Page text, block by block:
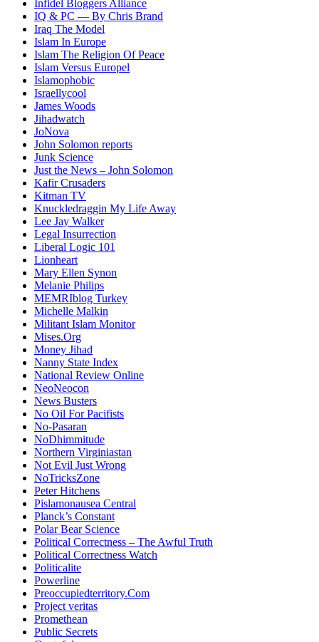
Infidel Bloggers Alliance
IQ & PC — By Chris Brand
Iraq The Model
Islam In Europe
Islam The Religion Of Peace
Islam Versus Europel
Islamophobic
Israellycool
James Woods
Jihadwatch
JoNova
John Solomon reports
Junk Science
Just the News – John Solomon
Kafir Crusaders
Kitman TV
Knuckledraggin My Life Away
Lee Jay Walker
Legal Insurrection
Liberal Logic 101
Lionheart
Mary Ellen Synon
Melanie Philips
MEMRIblog Turkey
Michelle Malkin
Militant Islam Monitor
Mises.Org
Money Jihad
Nanny State Index
National Review Online
NeoNeocon
News Busters
No Oil For Pacifists
No-Pasaran
NoDhimmitude
Northern Virginiastan
Not Evil Just Wrong
NoTricksZone
Peter Hitchens
Pislamonausea Central
Planck’s Constant
Polar Bear Science
Political Correctness – The Awful Truth
Political Correctness Watch
Politicalite
Powerline
Preoccupiedterritory.Com
Project veritas
Promethean
Public Secrets